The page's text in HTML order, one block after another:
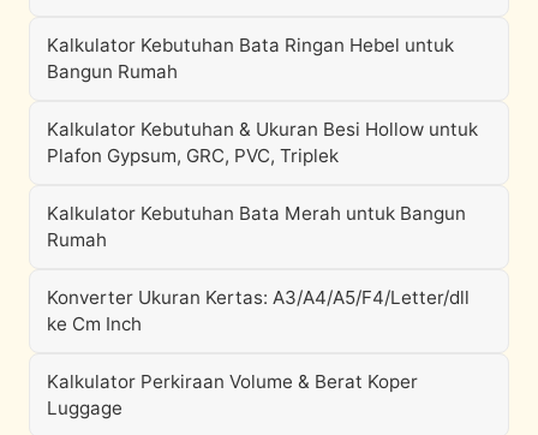
Kalkulator Kebutuhan Bata Ringan Hebel untuk
Bangun Rumah
Kalkulator Kebutuhan & Ukuran Besi Hollow untuk
Plafon Gypsum, GRC, PVC, Triplek
Kalkulator Kebutuhan Bata Merah untuk Bangun
Rumah
Konverter Ukuran Kertas: A3/A4/A5/F4/Letter/dll
ke Cm Inch
Kalkulator Perkiraan Volume & Berat Koper
Luggage